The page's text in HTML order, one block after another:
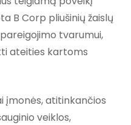
B Corp pliušinių žaislų
tvarumui,
ateities kartoms
įmonės, atitinkančios
veiklos,